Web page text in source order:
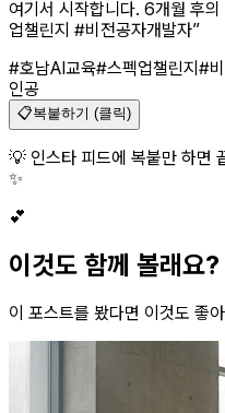
여기서 시작합니다. 6개월 후
업챌린지 #비전공자개발자”
#호남AI교육#스펙업챌린지#
인공
📋복붙하기 (클릭)
💡 인스타 피드에 복붙만 하면
✨
💕
이것도 함께 볼래요?
이 포스트를 봤다면 이것도 좋